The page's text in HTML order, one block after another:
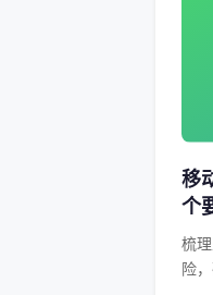
移
个
梳
险